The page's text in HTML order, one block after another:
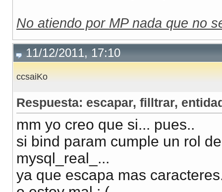
No atiendo por MP nada que no
11/12/2011, 17:10
ccsaiKo
Respuesta: escapar, filltrar,
mm yo creo que si... pues..
si bind param cumple un rol
mysql_real_...
ya que escapa mas